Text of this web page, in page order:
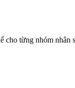
từng nhóm